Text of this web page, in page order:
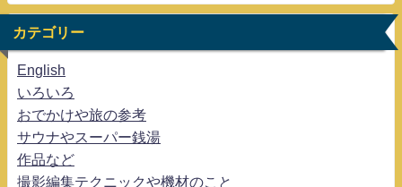
カテゴリー
English
いろいろ
おでかけや旅の参考
サウナやスーパー銭湯
作品など
撮影編集テクニックや機材のこと